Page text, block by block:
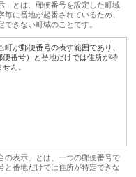
」とは、郵便番号を設定した町域
毎に番地が起番されているため、
きない町域のことです。
が郵便番号の表す範囲であり、
便番号）と番地だけでは住所が特
ん。
の表示」とは、一つの郵便番号で
と番地だけでは住所が特定できな